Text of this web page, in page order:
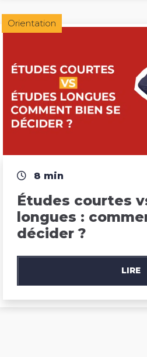
Orientation
8 min
Études courtes
longues :
décider ?
LIRE